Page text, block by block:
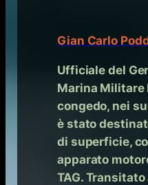
Gian Carlo
Ufficiale del
Marina Militare
congedo, nei
è stato
di superficie,
apparato
TAG.